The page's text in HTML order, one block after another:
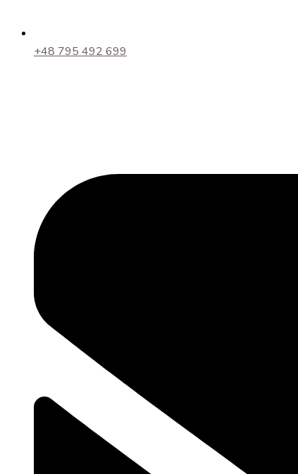
+48 795 492 699